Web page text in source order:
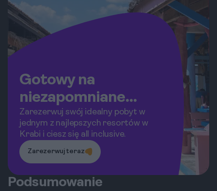
Gotowy na
niezapomniane
wakacje w Krabi?
Zarezerwuj swój idealny pobyt w
jednym z najlepszych resortów w
Krabi i ciesz się all inclusive.
Zarezerwuj teraz
Podsumowanie